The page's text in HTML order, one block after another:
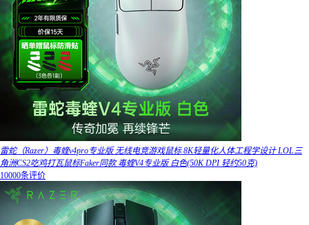
雷蛇（Razer）毒蝰v4pro专业版 无线电竞游戏鼠标 8K轻量化人体工程学设计 LOL三
角洲CS2吃鸡打瓦鼠标Faker同款 毒蝰V4专业版 白色(50K DPI 轻约50克)
10000条评价